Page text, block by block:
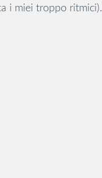
i miei troppo ritmici).